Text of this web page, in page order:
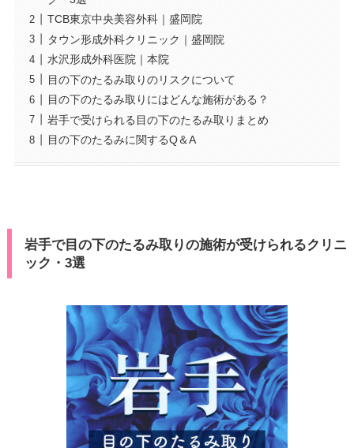
TCB東京中央美容外科｜盛岡院
タウン形成外科クリニック｜盛岡院
水沢形成外科医院｜本院
目の下のたるみ取りのリスクについて
目の下のたるみ取りにはどんな施術がある？
岩手で受けられる目の下のたるみ取りまとめ
目の下のたるみに関するQ＆A
岩手で目の下のたるみ取りの施術が受けられるクリニ
ック・3選